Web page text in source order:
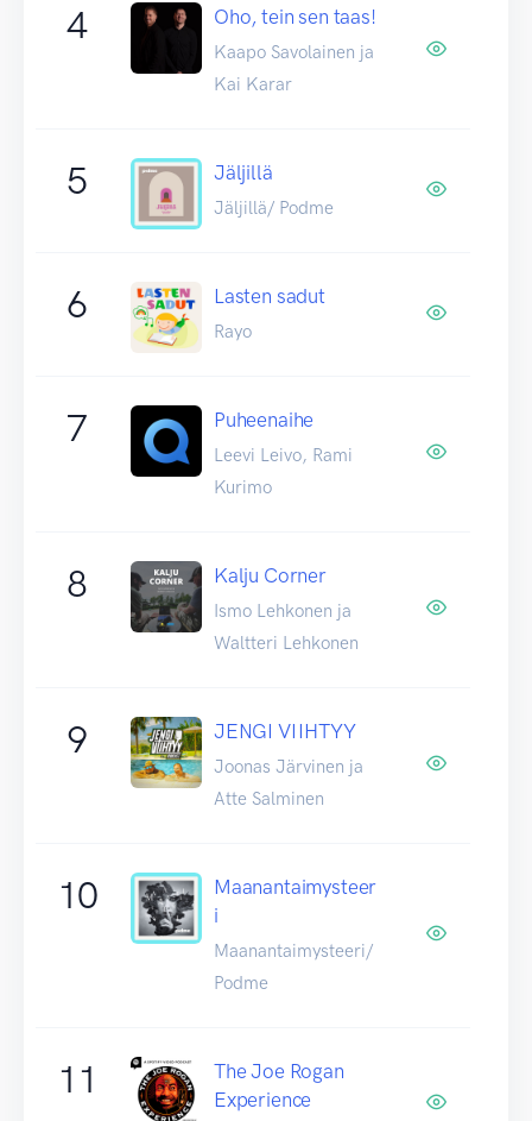
4 Oho, tein sen taas!
Kaapo Savolainen ja
Kai Karar
5 Jäljillä
Jäljillä/ Podme
6 Lasten sadut
Rayo
7 Puheenaihe
Leevi Leivo, Rami
Kurimo
8 Kalju Corner
Ismo Lehkonen ja
Waltteri Lehkonen
9 JENGI VIIHTYY
Joonas Järvinen ja
Atte Salminen
10
Maanantaimysteer
i
Maanantaimysteeri/
Podme
11
The Joe Rogan
Experience